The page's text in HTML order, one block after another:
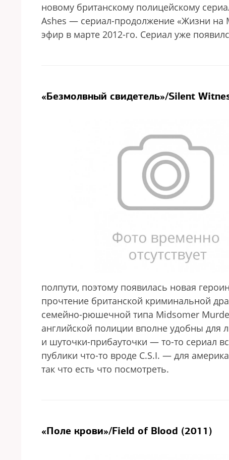
новому британскому полицейскому
Ashes — сериал-продолжение «Жизни на
эфир в марте 2012-го. Сериал уже
«Безмолвный свидетель»/Silent
полпути, поэтому появилась новая
прочтение британской криминальной
семейно-рюшечной типа Midsomer
английской полиции вполне удобны для
и шуточки-прибауточки — то-то сериал
публики что-то вроде C.S.I. — для
так что есть что посмотреть.
«Поле крови»/Field of Blood (2011)